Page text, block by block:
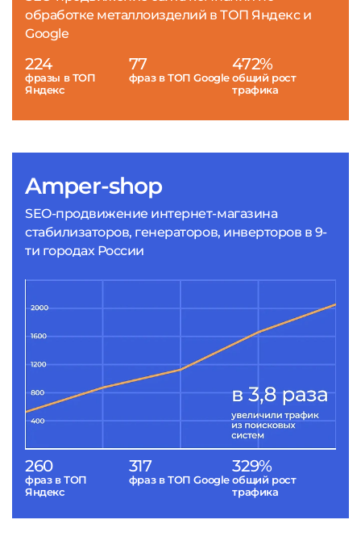
Amper-shop
SEO-продвижение интернет-магазина
стабилизаторов, генераторов, инверторов в 9-
ти городах России
260
фраз в ТОП
Яндекс
317
фраз в ТОП Google
329%
общий рост
трафика
обработке металлоизделий в ТОП Яндекс и
Google
224
фразы в ТОП
Яндекс
77
фраз в ТОП Google
472%
общий рост
трафика